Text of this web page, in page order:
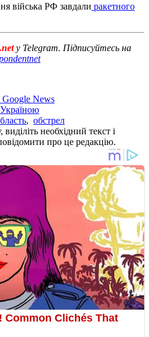
війська РФ завдали ракетного
у Telegram. Підписуйтесь на
Google News
Україною
, обстрел
необхідний текст і
про це редакцію.